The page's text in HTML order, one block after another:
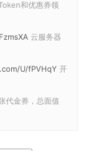
和优惠券领
云服务器
U/fPVHqY 开
代金券，总面值